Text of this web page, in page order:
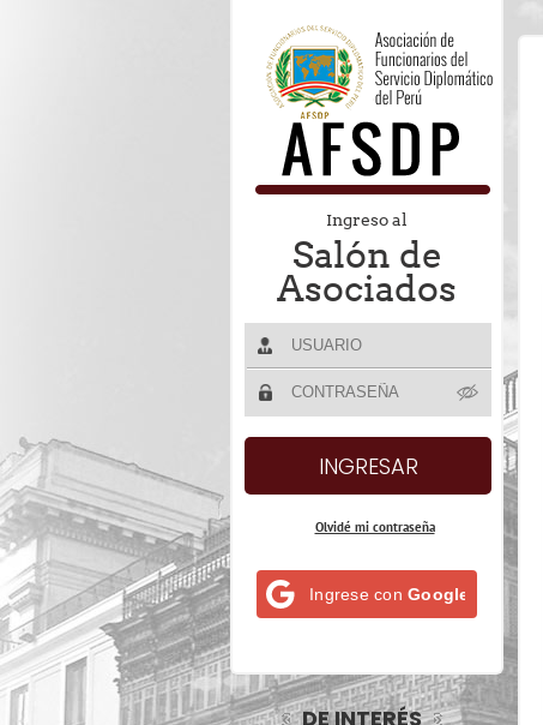
Ingreso al
Salón de
Asociados
Olvidé mi contraseña
Ingrese con Google
DE INTERÉS